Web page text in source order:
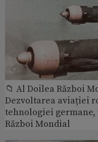
📁 Al Doilea Război
Dezvoltarea aviației
tehnologiei
Război Mondial